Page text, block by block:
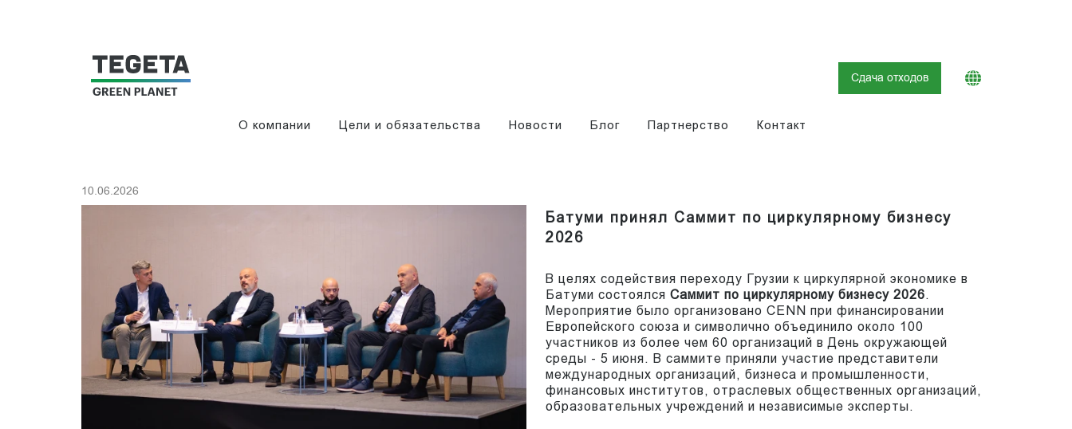
Сдача отходов
О компании Цели и обязательства Новости Блог Партнерство Контакт
10.06.2026
Батуми принял Саммит по циркулярному бизнесу
2026
В целях содействия переходу Грузии к циркулярной экономике в
Батуми состоялся Саммит по циркулярному бизнесу 2026.
Мероприятие было организовано CENN при финансировании
Европейского союза и символично объединило около 100
участников из более чем 60 организаций в День окружающей
среды - 5 июня. В саммите приняли участие представители
международных организаций, бизнеса и промышленности,
финансовых институтов, отраслевых общественных организаций,
образовательных учреждений и независимые эксперты.